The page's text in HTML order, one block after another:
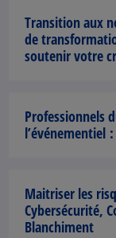
Transition aux
de
soutenir votre
Professionnels
l’événementiel :
Maitriser les
Cybersécurité,
Blanchiment